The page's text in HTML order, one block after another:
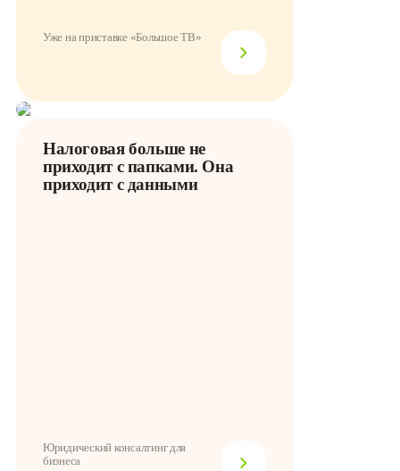
Уже на приставке «Большое ТВ»
Налоговая больше не
приходит с папками. Она
приходит с данными
Юридический консалтинг для
бизнеса